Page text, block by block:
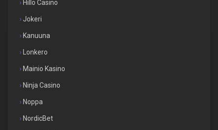
Hillo Casino
Jokeri
Kanuuna
Lonkero
Mainio Kasino
Ninja Casino
Noppa
NordicBet